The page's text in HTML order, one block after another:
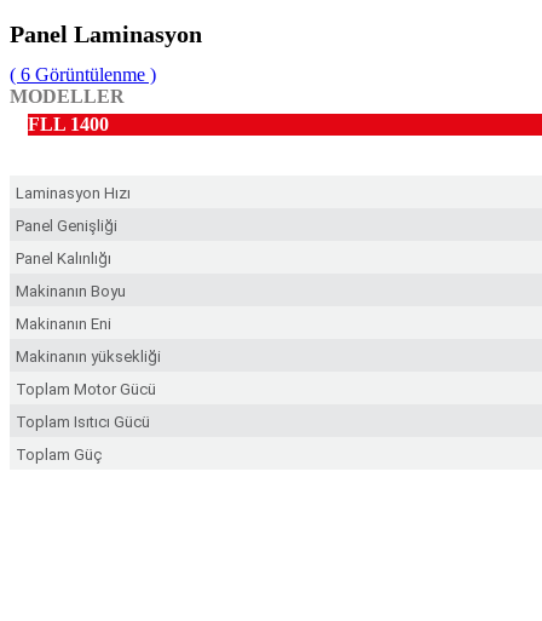
Panel Laminasyon
( 6 Görüntülenme )
MODELLER
FLL 1400
Laminasyon Hızı
Panel Genişliği
Panel Kalınlığı
Makinanın Boyu
Makinanın Eni
Makinanın yüksekliği
Toplam Motor Gücü
Toplam Isıtıcı Gücü
Toplam Güç